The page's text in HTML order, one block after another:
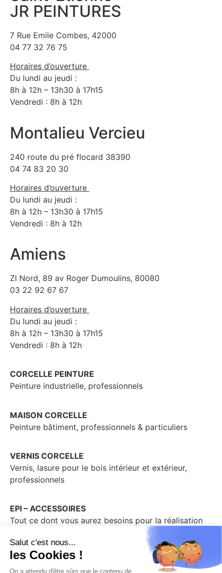
JR PEINTURES
7 Rue Emile Combes, 42000
04 77 32 76 75
Horaires d’ouverture
Du lundi au jeudi :
8h à 12h – 13h30 à 17h15
Vendredi : 8h à 12h
Montalieu Vercieu
240 route du pré flocard 38390
04 74 83 20 30
Horaires d’ouverture
Du lundi au jeudi :
8h à 12h – 13h30 à 17h15
Vendredi : 8h à 12h
Amiens
ZI Nord, 89 av Roger Dumoulins, 80080
03 22 92 67 67
Horaires d’ouverture
Du lundi au jeudi :
8h à 12h – 13h30 à 17h15
Vendredi : 8h à 12h
CORCELLE PEINTURE
Peinture industrielle, professionnels
MAISON CORCELLE
Peinture bâtiment, professionnels & particuliers
VERNIS CORCELLE
Vernis, lasure pour le bois intérieur et extérieur,
professionnels
EPI – ACCESSOIRES
Tout ce dont vous aurez besoins pour la réalisation